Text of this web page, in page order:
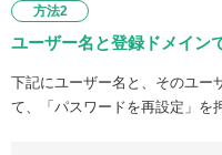
方法2
ユーザー名と登録ドメイン
下記にユーザー名と、そのユー
て、「パスワードを再設定」を